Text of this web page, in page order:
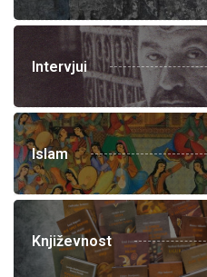
Intervjui
Islam
Književnost